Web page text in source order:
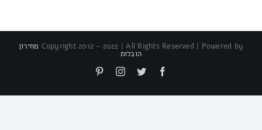
Copyright 2012 - 2022 | All Rights Reserved | Powered by מחירון
הובלות
Facebook
Twitter
Instagram